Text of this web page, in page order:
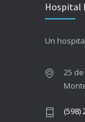
Hospital
Un
25
(598)